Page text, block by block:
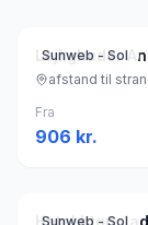
Sunweb - Sol
Lejligheder
afstand til
Fra
906 kr.
Sunweb - Sol
Hotel htop